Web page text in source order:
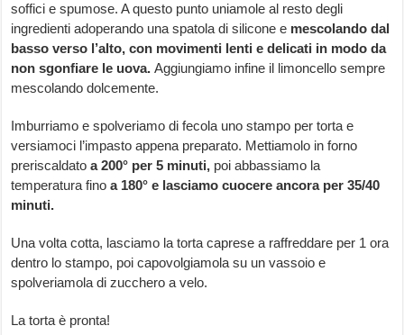
soffici e spumose. A questo punto uniamole al resto degli
ingredienti adoperando una spatola di silicone e mescolando dal
basso verso l’alto, con movimenti lenti e delicati in modo da
non sgonfiare le uova. Aggiungiamo infine il limoncello sempre
mescolando dolcemente.
Imburriamo e spolveriamo di fecola uno stampo per torta e
versiamoci l’impasto appena preparato. Mettiamolo in forno
preriscaldatoa 200° per 5 minuti, poi abbassiamo la
temperatura fino a 180° e lasciamo cuocere ancora per 35/40
minuti.
Una volta cotta, lasciamo la torta caprese a raffreddare per 1 ora
dentro lo stampo, poi capovolgiamola su un vassoio e
spolveriamola di zucchero a velo.
La torta è pronta!